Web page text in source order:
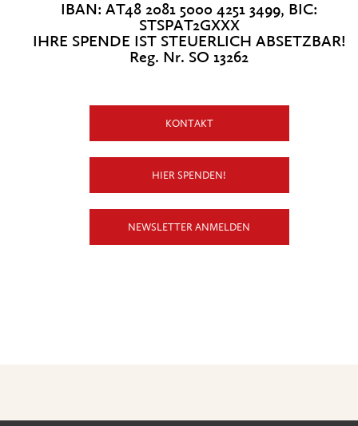
IBAN: AT48 2081 5000 4251 3499, BIC:
STSPAT2GXXX
IHRE SPENDE IST STEUERLICH ABSETZBAR!
Reg. Nr. SO 13262
KONTAKT
HIER SPENDEN!
NEWSLETTER ANMELDEN